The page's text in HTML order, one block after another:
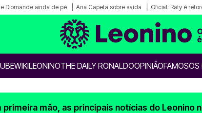
Diomande ainda de pé Ana Capeta sobre saída Oficial: Raty é
WIKILEONINOTHE DAILY RONALDOOPINIÃOFAMOSOS
primeira mão, as principais notícias do Leonino